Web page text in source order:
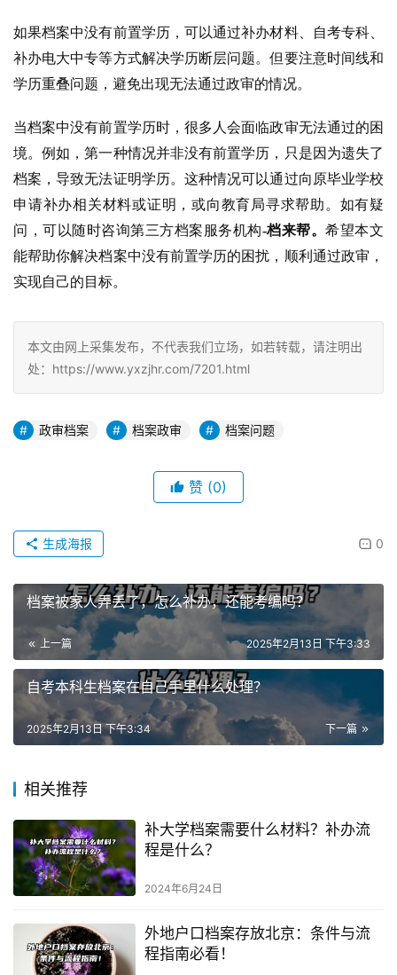
如果档案中没有前置学历，可以通过补办材料、自考专科、
补办电大中专等方式解决学历断层问题。但要注意时间线和
学历重叠问题，避免出现无法通过政审的情况。
当档案中没有前置学历时，很多人会面临政审无法通过的困
境。例如，第一种情况并非没有前置学历，只是因为遗失了
档案，导致无法证明学历。这种情况可以通过向原毕业学校
申请补办相关材料或证明，或向教育局寻求帮助。如有疑
问，可以随时咨询第三方档案服务机构-档来帮。希望本文
能帮助你解决档案中没有前置学历的困扰，顺利通过政审，
实现自己的目标。
本文由网上采集发布，不代表我们立场，如若转载，请注明出
处：https://www.yxzjhr.com/7201.html
政审档案 档案政审 档案问题
赞 (0)
0
生成海报
档案被家人弄丢了，怎么补办，还能考编吗？
上一篇 2025年2月13日 下午3:33
自考本科生档案在自己手里什么处理？
下一篇
2025年2月13日 下午3:34
相关推荐
补大学档案需要什么材料？补办流
程是什么？
2024年6月24日
外地户口档案存放北京：条件与流
程指南必看！